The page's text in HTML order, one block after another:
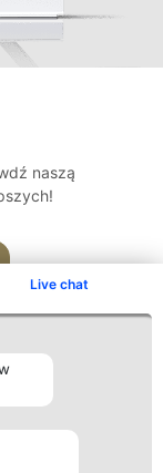
Live chat
naszą